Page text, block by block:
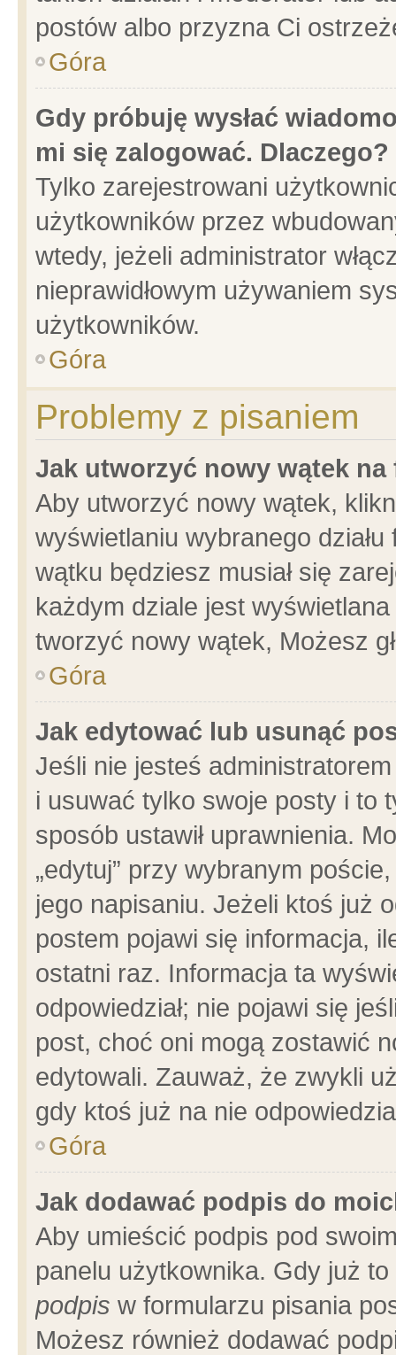
postów albo przyzna Ci
Góra
Gdy próbuję wysłać
mi się zalogować. Dlaczego?
Tylko zarejestrowani
użytkowników przez
wtedy, jeżeli administrator
nieprawidłowym używaniem
użytkowników.
Góra
Problemy z pisaniem
Jak utworzyć nowy wątek na
Aby utworzyć nowy wątek,
wyświetlaniu wybranego
wątku będziesz musiał się
każdym dziale jest
tworzyć nowy wątek, Możesz
Góra
Jak edytować lub usunąć
Jeśli nie jesteś
i usuwać tylko swoje posty i to
sposób ustawił uprawnienia.
„edytuj” przy wybranym
jego napisaniu. Jeżeli ktoś już
postem pojawi się informacja,
ostatni raz. Informacja ta
odpowiedział; nie pojawi się
post, choć oni mogą zostawić
edytowali. Zauważ, że zwykli
gdy ktoś już na nie
Góra
Jak dodawać podpis do
Aby umieścić podpis pod
panelu użytkownika. Gdy już
podpis w formularzu pisania
Możesz również dodawać